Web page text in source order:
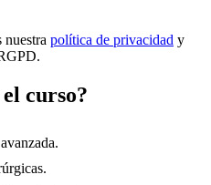
política de privacidad y
curso?